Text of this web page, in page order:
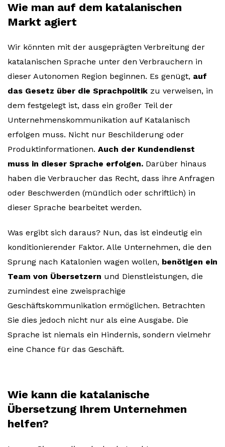
Wie man auf dem katalanischen
Markt agiert
Wir könnten mit der ausgeprägten Verbreitung der
katalanischen Sprache unter den Verbrauchern in
dieser Autonomen Region beginnen. Es genügt, auf
das Gesetz über die Sprachpolitik zu verweisen, in
dem festgelegt ist, dass ein großer Teil der
Unternehmenskommunikation auf Katalanisch
erfolgen muss. Nicht nur Beschilderung oder
Produktinformationen. Auch der Kundendienst
muss in dieser Sprache erfolgen. Darüber hinaus
haben die Verbraucher das Recht, dass ihre Anfragen
oder Beschwerden (mündlich oder schriftlich) in
dieser Sprache bearbeitet werden.
Was ergibt sich daraus? Nun, das ist eindeutig ein
konditionierender Faktor. Alle Unternehmen, die den
Sprung nach Katalonien wagen wollen, benötigen ein
Team von Übersetzern und Dienstleistungen, die
zumindest eine zweisprachige
Geschäftskommunikation ermöglichen. Betrachten
Sie dies jedoch nicht nur als eine Ausgabe. Die
Sprache ist niemals ein Hindernis, sondern vielmehr
eine Chance für das Geschäft.
Wie kann die katalanische
Übersetzung Ihrem Unternehmen
helfen?